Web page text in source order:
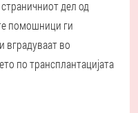
дел од
помошници ги
вградуваат во
по трансплантацијата